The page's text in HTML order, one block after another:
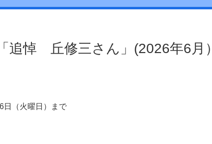
追悼 丘修三さん」(2026年6月）
日（火曜日）まで